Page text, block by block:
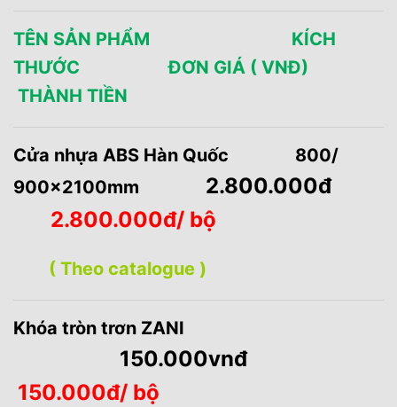
TÊN SẢN PHẨM KÍCH
THƯỚC ĐƠN GIÁ ( VNĐ)
THÀNH TIỀN
Cửa nhựa ABS Hàn Quốc 800/
900x2100mm 2.800.000đ
2.800.000đ/ bộ
( Theo catalogue )
Khóa tròn trơn ZANI
150.000vnđ
150.000đ/ bộ